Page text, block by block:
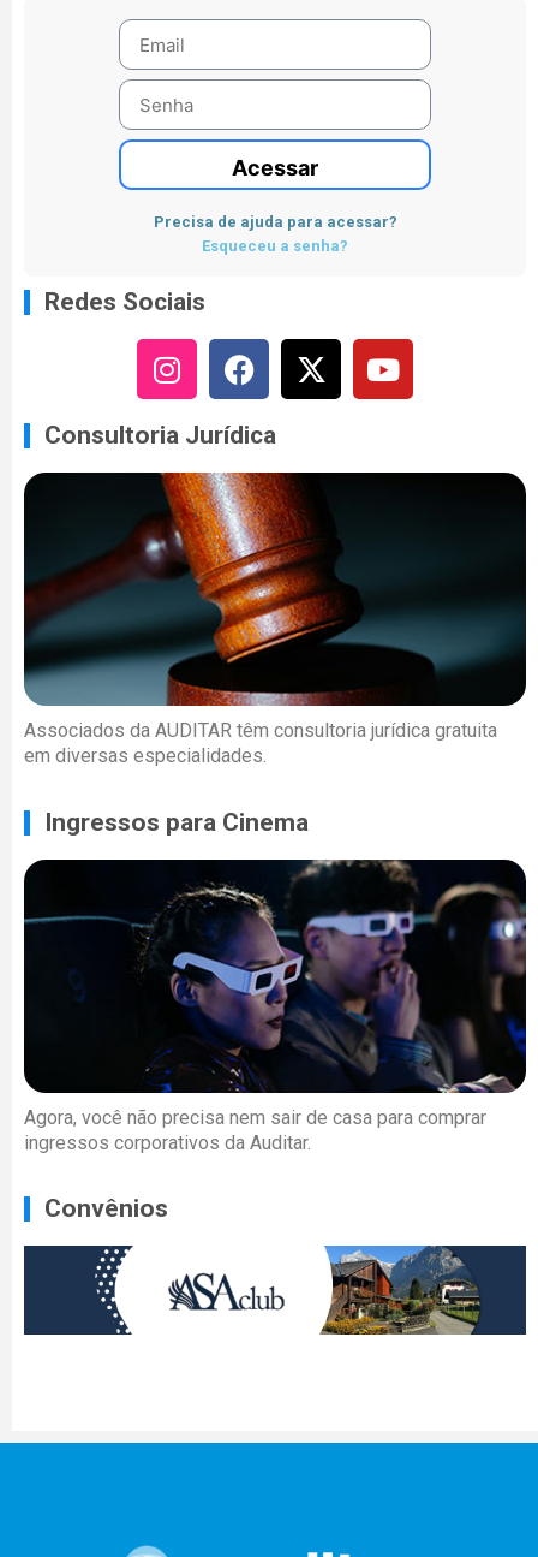
Acessar
Precisa de ajuda para acessar?
Esqueceu a senha?
Redes Sociais
Consultoria Jurídica
Associados da AUDITAR têm consultoria jurídica gratuita
em diversas especialidades.
Ingressos para Cinema
Agora, você não precisa nem sair de casa para comprar
ingressos corporativos da Auditar.
Convênios